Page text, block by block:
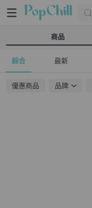
商品
綜合 最新
優惠商品 品牌